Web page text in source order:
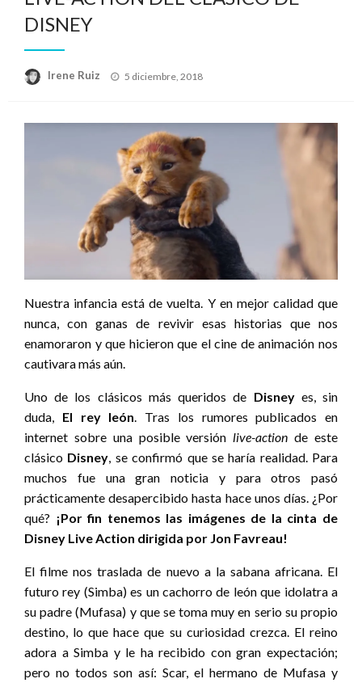
DISNEY
Irene Ruiz
Publicado
5 diciembre, 2018
Nuestra infancia está de vuelta. Y en mejor calidad que
nunca, con ganas de revivir esas historias que nos
enamoraron y que hicieron que el cine de animación nos
cautivara más aún.
Uno de los clásicos más queridos de Disneyes, sin
duda, El rey león. Tras los rumores publicados en
internet sobre una posible versiónlive-actionde este
clásico Disney, se confirmó que se haría realidad. Para
muchos fue una gran noticia y para otros pasó
prácticamente desapercibido hasta hace unos días. ¿Por
qué? ¡Por fin tenemos las imágenes de la cinta de
Disney Live Action dirigida por Jon Favreau!
El filme nos traslada de nuevo a la sabana africana. El
futuro rey (Simba) es un cachorro de león que idolatra a
su padre (Mufasa) y que se toma muy en serio su propio
destino, lo que hace que su curiosidad crezca. El reino
adora a Simba y le ha recibido con gran expectación;
pero no todos son así: Scar, el hermano de Mufasa y